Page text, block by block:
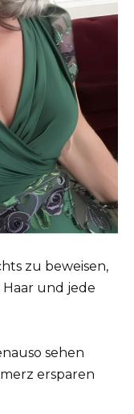
zu beweisen,
und jede
sehen
ersparen